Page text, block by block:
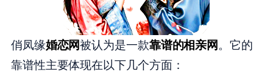
俏凤缘婚恋网被认为是一款靠谱的相亲网 。它的
靠谱性主要体现在以下几个方面：